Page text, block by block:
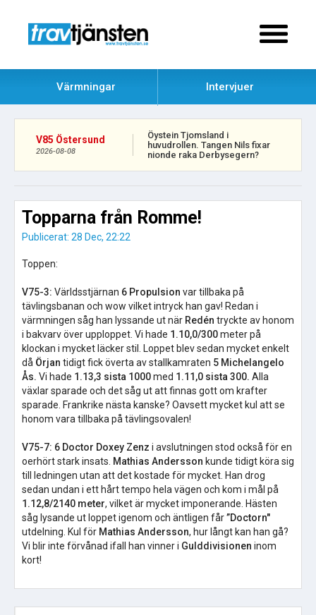
Värmningar Intervjuer
V85 Östersund
2026-08-08
Öystein Tjomsland i
huvudrollen. Tangen Nils fixar
nionde raka Derbysegern?
Topparna från Romme!
Publicerat: 28 Dec, 22:22
Toppen:
V75-3: Världsstjärnan 6 Propulsion var tillbaka på
tävlingsbanan och wow vilket intryck han gav! Redan i
värmningen såg han lyssande ut när Redén tryckte av honom
i bakvarv över upploppet. Vi hade 1.10,0/300meter på
klockan i mycket läcker stil. Loppet blev sedan mycket enkelt
då Örjan tidigt fick överta av stallkamraten 5 Michelangelo
Ås. Vi hade 1.13,3 sista 1000med 1.11,0 sista 300. Alla
växlar sparade och det såg ut att finnas gott om krafter
sparade. Frankrike nästa kanske? Oavsett mycket kul att se
honom vara tillbaka på tävlingsovalen!
V75-7: 6 Doctor Doxey Zenz i avslutningen stod också för en
oerhört stark insats. Mathias Andersson kunde tidigt köra sig
till ledningen utan att det kostade för mycket. Han drog
sedan undan i ett hårt tempo hela vägen och kom i mål på
1.12,8/2140 meter, vilket är mycket imponerande. Hästen
såg lysande ut loppet igenom och äntligen får”Doctorn"
utdelning. Kul för Mathias Andersson, hur långt kan han gå?
Vi blir inte förvånad ifall han vinner i Gulddivisionen inom
kort!